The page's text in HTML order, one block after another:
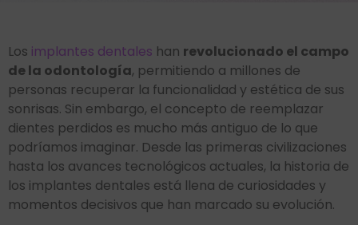
Los implantes dentales han revolucionado el campo
de la odontología, permitiendo a millones de
personas recuperar la funcionalidad y estética de sus
sonrisas. Sin embargo, el concepto de reemplazar
dientes perdidos es mucho más antiguo de lo que
podríamos imaginar. Desde las primeras civilizaciones
hasta los avances tecnológicos actuales, la historia de
los implantes dentales está llena de curiosidades y
momentos decisivos que han marcado su evolución.